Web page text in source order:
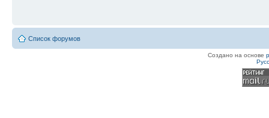
Список форумов
Создано на основе